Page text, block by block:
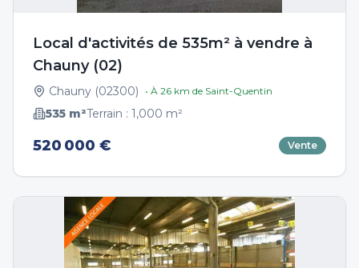
Local d'activités de 535m² à vendre à
Chauny (02)
Chauny (02300) • À 26 km de Saint-Quentin
535 m²Terrain : 1,000 m²
520 000 € Vente